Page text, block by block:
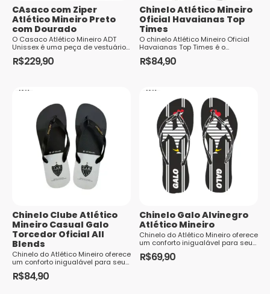
CAsaco com Ziper
Atlético Mineiro Preto
com Dourado
O Casaco Atlético Mineiro ADT
Unissex é uma peça de vestuário
perfeita para os torcedores
apaixonados pelo Galo. Com um
R$229,90
produto
várias
variantes.
opções
podem
na
página
do
produto
Chinelo Atlético Mineiro
Oficial Havaianas Top
Times
O chinelo Atlético Mineiro Oficial
Havaianas Top Times é o
acessório perfeito para os
torcedores que desejam
R$84,90
produto
várias
variantes.
opções
podem
na
página
do
produto
Chinelo Clube Atlético
Mineiro Casual Galo
Torcedor Oficial All
Blends
Chinelo do Atlético Mineiro oferece
um conforto inigualável para seus
pés. Próprio para usar casual ou
no dia a dia este chinelo chega
R$84,90
Chinelo Galo Alvinegro
Atlético Mineiro
Chinelo do Atlético Mineiro oferece
um conforto inigualável para seus
pés. Próprio para usar casual ou
no dia a dia este chinelo chega
R$69,90